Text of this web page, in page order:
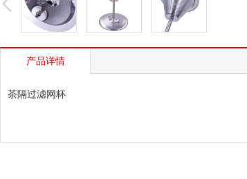
产品详情
茶隔过滤网杯